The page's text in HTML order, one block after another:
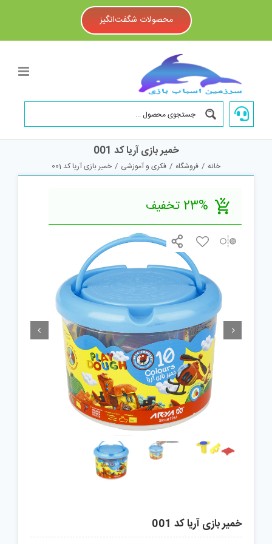
محصولات شگفت‌انگیز
خمیر بازی آریا کد 001
خانه / فروشگاه / فکری و آموزشی / خمیر بازی آریا کد 001
23% تخفیف
 
خمیر بازی آریا کد 001